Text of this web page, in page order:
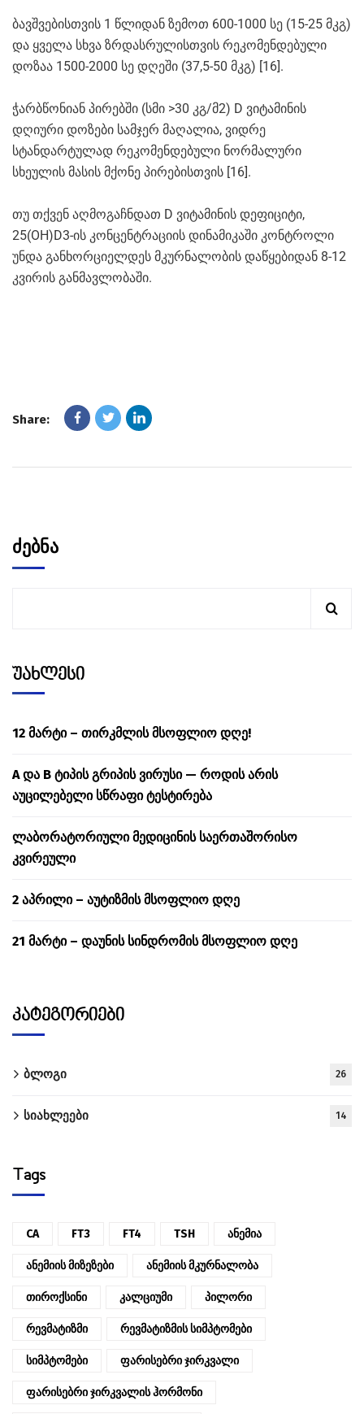
ბავშვებისთვის 1 წლიდან ზემოთ 600-1000 სე (15-25 მკგ)
და ყველა სხვა ზრდასრულისთვის რეკომენდებული
დოზაა 1500-2000 სე დღეში (37,5-50 მკგ) [16].
ჭარბწონიან პირებში (სმი >30 კგ/მ2) D ვიტამინის
დღიური დოზები სამჯერ მაღალია, ვიდრე
სტანდარტულად რეკომენდებული ნორმალური
სხეულის მასის მქონე პირებისთვის [16].
თუ თქვენ აღმოგაჩნდათ D ვიტამინის დეფიციტი,
25(OH)D3-ის კონცენტრაციის დინამიკაში კონტროლი
უნდა განხორციელდეს მკურნალობის დაწყებიდან 8-12
კვირის განმავლობაში.
Share:
ძებნა
უახლესი
12 მარტი – თირკმლის მსოფლიო დღე!
A და B ტიპის გრიპის ვირუსი — როდის არის
აუცილებელი სწრაფი ტესტირება
ლაბორატორიული მედიცინის საერთაშორისო
კვირეული
2 აპრილი – აუტიზმის მსოფლიო დღე
21 მარტი – დაუნის სინდრომის მსოფლიო დღე
კატეგორიები
ბლოგი 26
სიახლეები 14
Tags
CA FT3 FT4 TSH Ანემია
Ანემიის Მიზეზები Ანემიის Მკურნალობა
Თიროქსინი Კალციუმი Პილორი
Რევმატიზმი Რევმატიზმის Სიმპტომები
Სიმპტომები Ფარისებრი Ჯირკვალი
Ფარისებრი Ჯირკვალის Ჰორმონი